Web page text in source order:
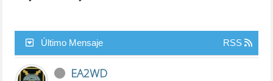
Último Mensaje RSS
EA2WD